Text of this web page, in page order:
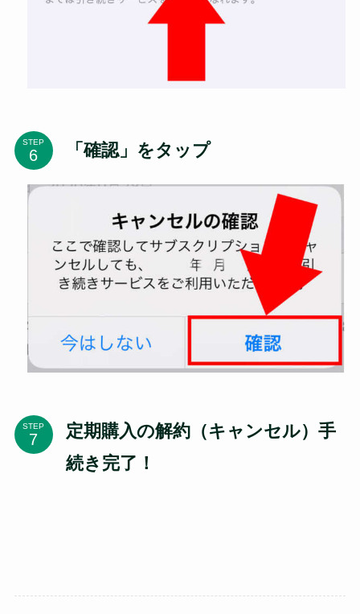
STEP 「確認」をタップ
STEP
定期購入の解約（キャンセル）手
続き完了！